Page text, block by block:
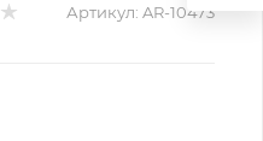
Артикул: AR-10473